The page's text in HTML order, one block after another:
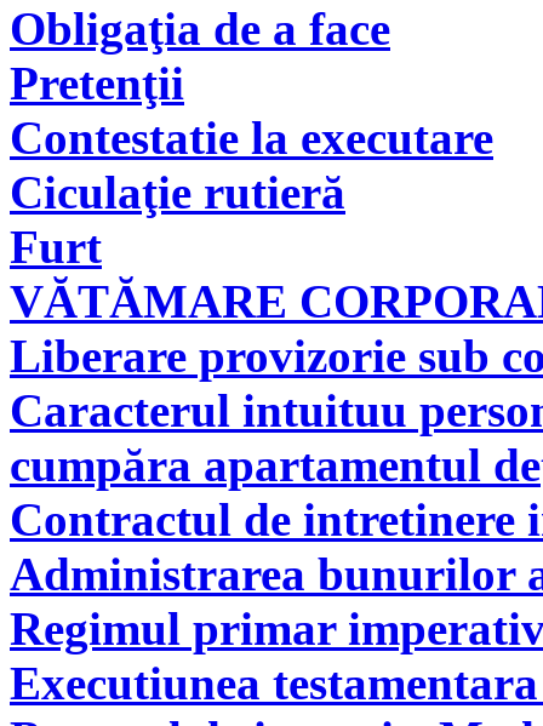
Obligaţia de a face
Pretenţii
Contestatie la executare
Ciculaţie rutieră
Furt
VĂTĂMARE
Liberare provizorie sub
Caracterul intuituu
cumpăra apartamentul
Contractul de intretinere
Administrarea bunurilor
Regimul primar
Executiunea